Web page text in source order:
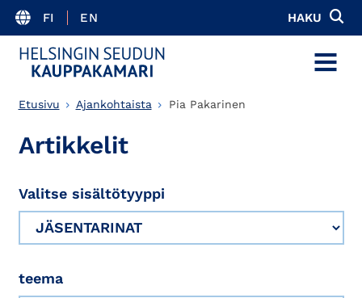
FI EN HAKU
MENU
Etusivu Ajankohtaista Pia Pakarinen
Artikkelit
Valitse sisältötyyppi
teema